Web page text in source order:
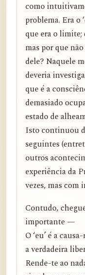
como
problema. Era o
que era o limite;
mas por que
dele? Naquele
deveria
que é a
demasiado
estado de
Isto continuou
seguintes
outros
experiência da
vezes, mas com
Contudo,
importante —
O ‘eu’ é a
a verdadeira
Rende-te ao